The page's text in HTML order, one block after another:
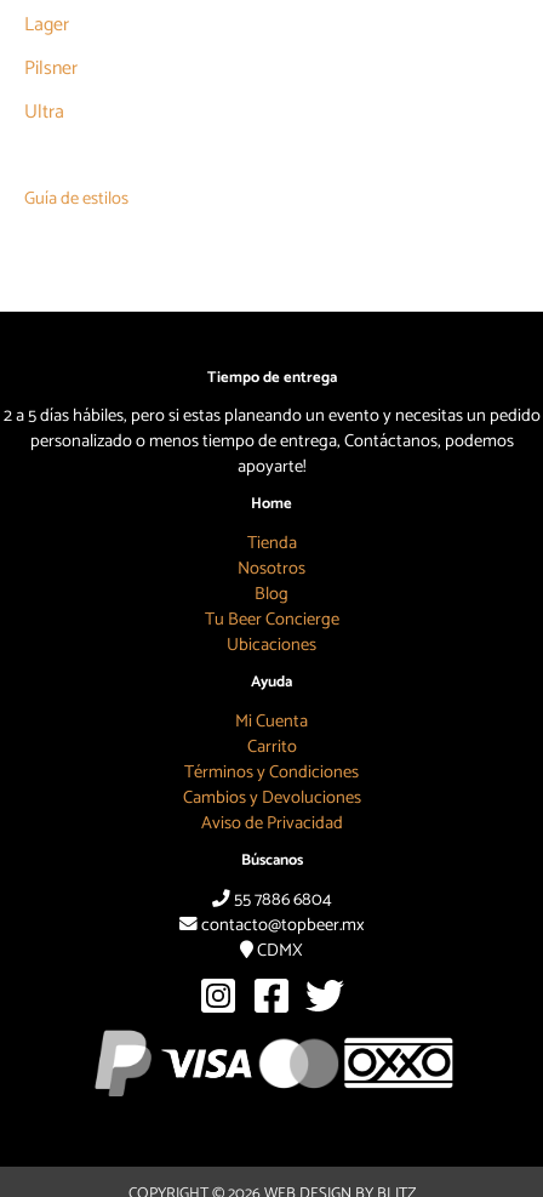
Lager
Pilsner
Ultra
Guía de estilos
Tiempo de entrega
2 a 5 días hábiles, pero si estas planeando un evento y necesitas un pedido
personalizado o menos tiempo de entrega, Contáctanos, podemos
apoyarte!
Home
Tienda
Nosotros
Blog
Tu Beer Concierge
Ubicaciones
Ayuda
Mi Cuenta
Carrito
Términos y Condiciones
Cambios y Devoluciones
Aviso de Privacidad
Búscanos
55 7886 6804
contacto@topbeer.mx
CDMX